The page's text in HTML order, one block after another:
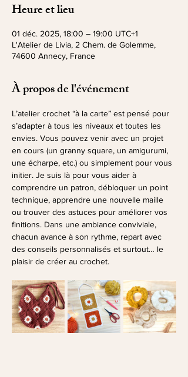
Heure et lieu
01 déc. 2025, 18:00 – 19:00 UTC+1
L'Atelier de Livia, 2 Chem. de Golemme,
74600 Annecy, France
À propos de l'événement
L’atelier crochet “à la carte” est pensé pour
s’adapter à tous les niveaux et toutes les
envies. Vous pouvez venir avec un projet
en cours (un granny square, un amigurumi,
une écharpe, etc.) ou simplement pour vous
initier. Je suis là pour vous aider à
comprendre un patron, débloquer un point
technique, apprendre une nouvelle maille
ou trouver des astuces pour améliorer vos
finitions. Dans une ambiance conviviale,
chacun avance à son rythme, repart avec
des conseils personnalisés et surtout… le
plaisir de créer au crochet.